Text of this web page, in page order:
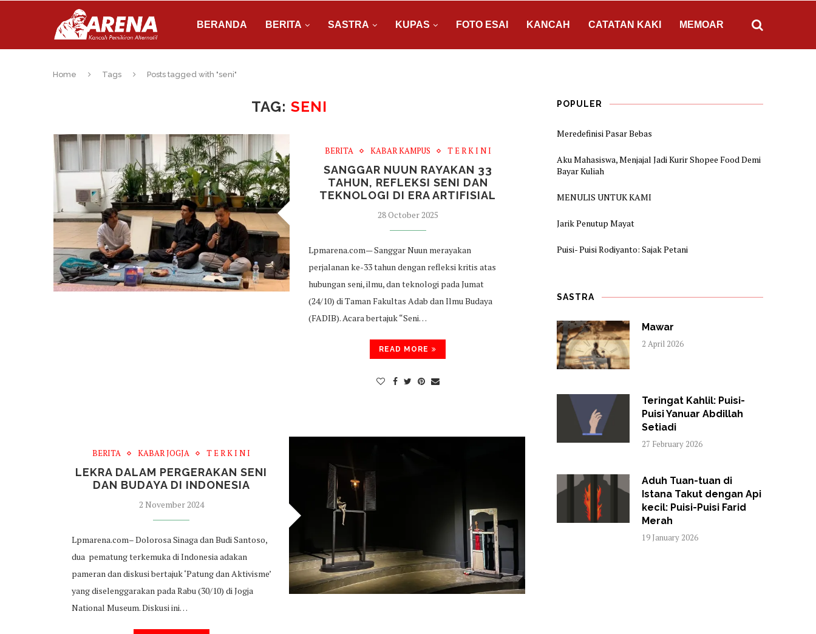
BERANDA BERITA SASTRA KUPAS FOTO ESAI KANCAH CATATAN KAKI MEMOAR
Home Tags Posts tagged with "seni"
TAG:SENI
BERITA KABAR KAMPUS T E R K I N I
SANGGAR NUUN RAYAKAN 33
TAHUN, REFLEKSI SENI DAN
TEKNOLOGI DI ERA ARTIFISIAL
28 October 2025
Lpmarena.com— Sanggar Nuun merayakan
perjalanan ke-33 tahun dengan refleksi kritis atas
hubungan seni, ilmu, dan teknologi pada Jumat
(24/10) di Taman Fakultas Adab dan Ilmu Budaya
(FADIB). Acara bertajuk “Seni…
READ MORE
BERITA KABAR JOGJA T E R K I N I
LEKRA DALAM PERGERAKAN SENI
DAN BUDAYA DI INDONESIA
2 November 2024
Lpmarena.com– Dolorosa Sinaga dan Budi Santoso,
dua pematung terkemuka di Indonesia adakan
pameran dan diskusi bertajuk ‘Patung dan Aktivisme’
yang diselenggarakan pada Rabu (30/10) di Jogja
National Museum. Diskusi ini…
POPULER
Meredefinisi Pasar Bebas
Aku Mahasiswa, Menjajal Jadi Kurir Shopee Food Demi
Bayar Kuliah
MENULIS UNTUK KAMI
Jarik Penutup Mayat
Puisi- Puisi Rodiyanto: Sajak Petani
SASTRA
Mawar
2 April 2026
Teringat Kahlil: Puisi-
Puisi Yanuar Abdillah
Setiadi
27 February 2026
Aduh Tuan-tuan di
Istana Takut dengan Api
kecil: Puisi-Puisi Farid
Merah
19 January 2026